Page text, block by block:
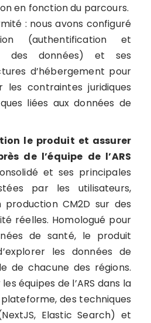
en fonction du parcours.
: nous avons configuré
(authentification et
des données) et ses
d’hébergement pour
les contraintes juridiques
liées aux données de
le produit et assurer
de l’équipe de l’ARS
et ses principales
par les utilisateurs,
production CM2D sur des
réelles. Homologué pour
de santé, le produit
les données de
de chacune des régions.
équipes de l’ARS dans la
des techniques
Elastic Search) et